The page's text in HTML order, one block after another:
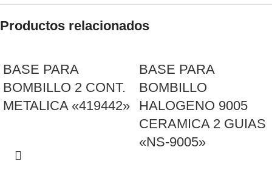
Productos relacionados
BASE PARA
BOMBILLO 2 CONT.
METALICA «419442»
BASE PARA
BOMBILLO
HALOGENO 9005
CERAMICA 2 GUIAS
«NS-9005»